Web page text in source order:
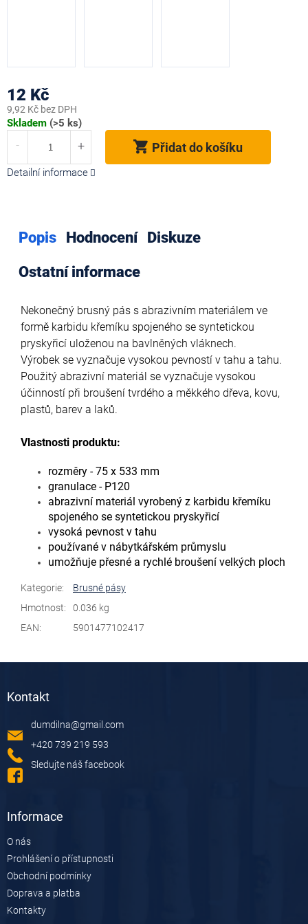
12 Kč
9,92 Kč bez DPH
Měrná
Skladem (>5 ks)
Přidat do košíku
Detailní informace
Popis Hodnocení
Diskuze
Ostatní informace
Nekonečný brusný pás s abrazivním materiálem ve
formě karbidu křemíku spojeného se syntetickou
pryskyřicí uloženou na bavlněných vláknech.
Výrobek se vyznačuje vysokou pevností v tahu a tahu.
Použitý abrazivní materiál se vyznačuje vysokou
účinností při broušení tvrdého a měkkého dřeva, kovu,
plastů, barev a laků.
Vlastnosti produktu:
rozměry - 75 x 533 mm
granulace - P120
abrazivní materiál vyrobený z karbidu křemíku
spojeného se syntetickou pryskyřicí
vysoká pevnost v tahu
používané v nábytkářském průmyslu
umožňuje přesné a rychlé broušení velkých ploch
Kategorie:
Brusné pásy
Hmotnost:
0.036 kg
EAN: 5901477102417
Kontakt
dumdilna@gmail.com
+420 739 219 593
Sledujte náš facebook
Informace
O nás
Prohlášení o přístupnosti
Obchodní podmínky
Doprava a platba
Kontakty